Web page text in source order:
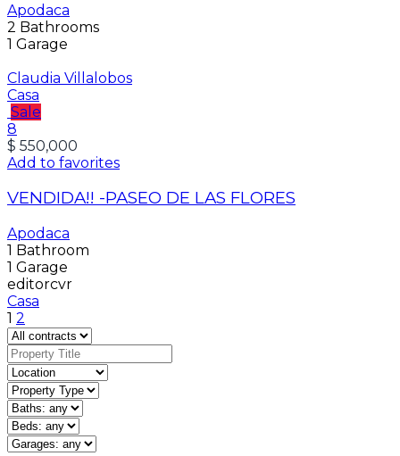
Apodaca
2 Bathrooms
1 Garage
Claudia Villalobos
Casa
Sale
8
$ 550,000
Add to favorites
VENDIDA!! -PASEO DE LAS FLORES
Apodaca
1 Bathroom
1 Garage
editorcvr
Casa
Paginación
de
entradas
Page
1 Page
2